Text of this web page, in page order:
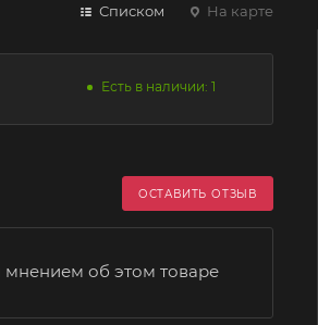
Списком На карте
Есть в наличии: 1
ОСТАВИТЬ ОТЗЫВ
мнением об этом товаре